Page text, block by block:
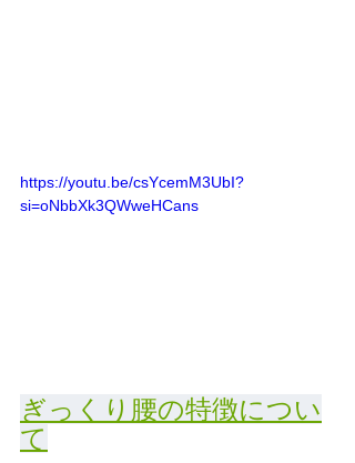
https://youtu.be/csYcemM3UbI?
si=oNbbXk3QWweHCans
ぎっくり腰の特徴につい
て